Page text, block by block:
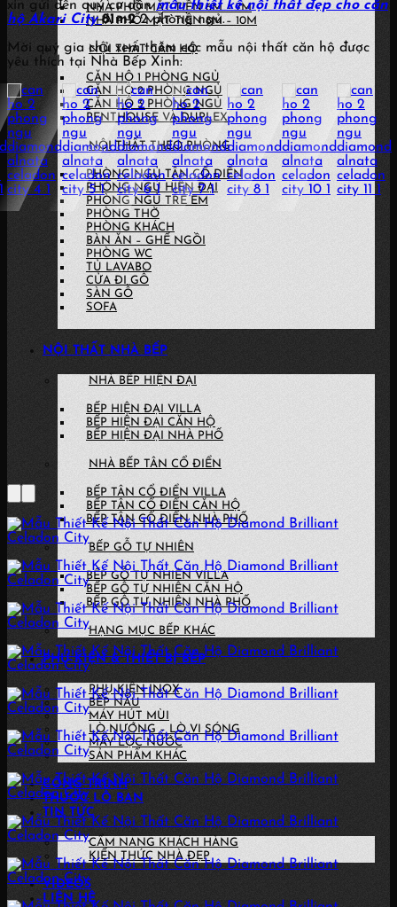
NHÀ PHỐ MẶT TIỀN 6M – 7M
NHÀ PHỐ MẶT TIỀN 8M – 10M
NỘI THẤT CĂN HỘ
CĂN HỘ 1 PHÒNG NGỦ
CĂN HỘ 2 PHÒNG NGỦ
CĂN HỘ 3 PHÒNG NGỦ
PENTHOUSE VÀ DUPLEX
NỘI THẤT THEO PHÒNG
PHÒNG NGỦ TÂN CỔ ĐIỂN
PHÒNG NGỦ HIỆN ĐẠI
PHÒNG NGỦ TRẺ EM
PHÒNG THỜ
PHÒNG KHÁCH
BÀN ĂN – GHẾ NGỒI
PHÒNG WC
TỦ LAVABO
CỬA ĐI GỖ
SÀN GỖ
SOFA
NỘI THẤT NHÀ BẾP
NHÀ BẾP HIỆN ĐẠI
BẾP HIỆN ĐẠI VILLA
BẾP HIỆN ĐẠI CĂN HỘ
BẾP HIỆN ĐẠI NHÀ PHỐ
NHÀ BẾP TÂN CỔ ĐIỂN
BẾP TÂN CỔ ĐIỂN VILLA
BẾP TÂN CỔ ĐIỂN CĂN HỘ
BẾP TÂN CỔ ĐIỂN NHÀ PHỐ
BẾP GỖ TỰ NHIÊN
BẾP GỖ TỰ NHIÊN VILLA
BẾP GỖ TỰ NHIÊN CĂN HỘ
BẾP GỖ TỰ NHIÊN NHÀ PHỐ
HẠNG MỤC BẾP KHÁC
PHỤ KIỆN & THIẾT BỊ BẾP
PHỤ KIỆN INOX
BẾP NẤU
MÁY HÚT MÙI
LÒ NƯỚNG – LÒ VI SÓNG
MÁY LỌC NƯỚC
SẢN PHẨM KHÁC
CÔNG TRÌNH
THƯỚC LỖ BAN
TIN TỨC
CẨM NANG KHÁCH HÀNG
KIẾN THỨC NHÀ ĐẸP
VIDEOS
LIÊN HỆ
xin gửi đến quý cư dânmẫu thiết kế nội thất đẹp cho căn
hộ Akari City81m22 phòng ngủ.
Mời quý gia chủ xem thêm các mẫu nội thất căn hộ được
yêu thích tại Nhà Bếp Xinh: